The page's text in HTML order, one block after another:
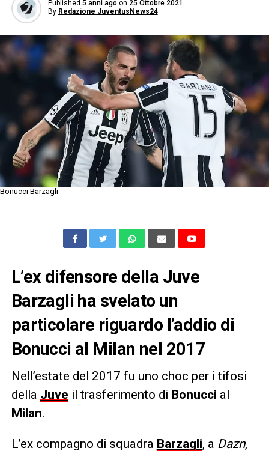
Published 5 anni ago on 25 Ottobre 2021
By Redazione JuventusNews24
Bonucci Barzagli
L’ex difensore della Juve
Barzagli ha svelato un
particolare riguardo l’addio di
Bonucci al Milan nel 2017
Nell’estate del 2017 fu uno choc per i tifosi
della Juve il trasferimento di Bonucci al
Milan.
L’ex compagno di squadra Barzagli, a Dazn,